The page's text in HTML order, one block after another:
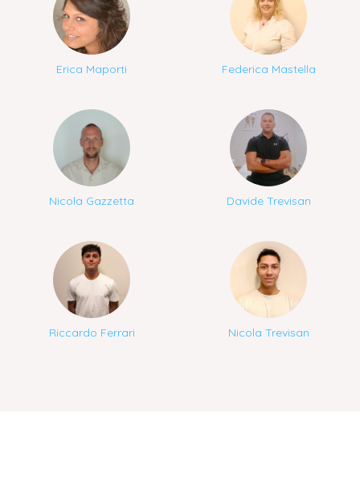
Erica Maporti Federica Mastella
Nicola Gazzetta Davide Trevisan
Riccardo Ferrari Nicola Trevisan